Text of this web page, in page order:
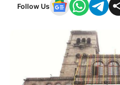
Follow Us